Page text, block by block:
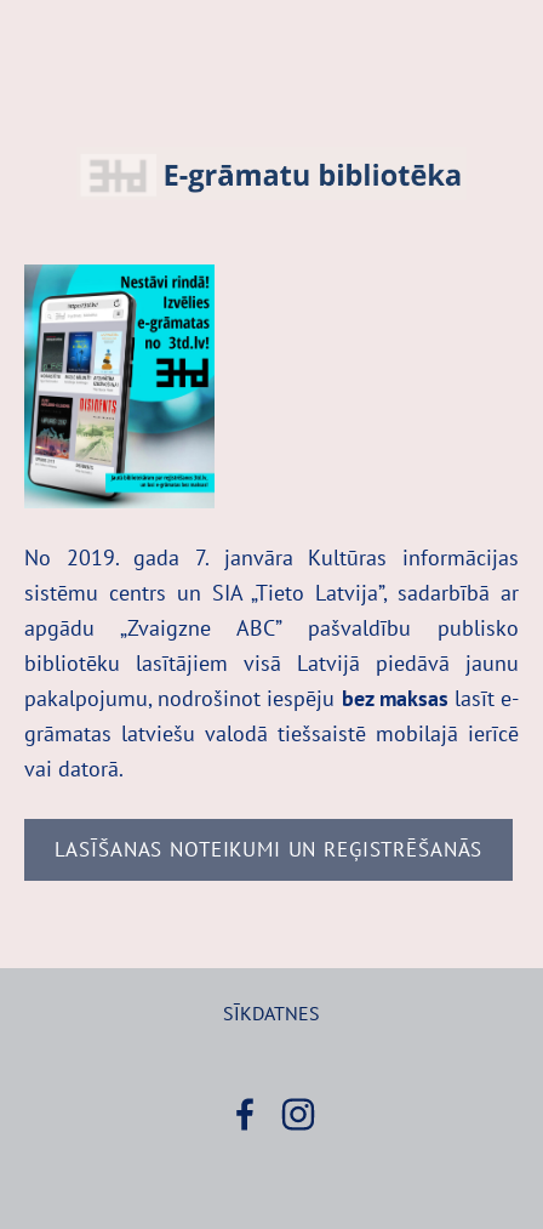
No 2019. gada 7. janvāra Kultūras informācijas
sistēmu centrs un SIA „Tieto Latvija”, sadarbībā ar
apgādu „Zvaigzne ABC” pašvaldību publisko
bibliotēku lasītājiem visā Latvijā piedāvā jaunu
pakalpojumu, nodrošinot iespēju bez maksas lasīt e-
grāmatas latviešu valodā tiešsaistē mobilajā ierīcē
vai datorā.
LASĪŠANAS NOTEIKUMI UN REĢISTRĒŠANĀS
SĪKDATNES